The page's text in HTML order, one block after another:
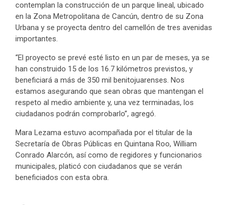
contemplan la construcción de un parque lineal, ubicado
en la Zona Metropolitana de Cancún, dentro de su Zona
Urbana y se proyecta dentro del camellón de tres avenidas
importantes.
“El proyecto se prevé esté listo en un par de meses, ya se
han construido 15 de los 16.7 kilómetros previstos, y
beneficiará a más de 350 mil benitojuarenses. Nos
estamos asegurando que sean obras que mantengan el
respeto al medio ambiente y, una vez terminadas, los
ciudadanos podrán comprobarlo”, agregó.
Mara Lezama estuvo acompañada por el titular de la
Secretaría de Obras Públicas en Quintana Roo, William
Conrado Alarcón, así como de regidores y funcionarios
municipales, platicó con ciudadanos que se verán
beneficiados con esta obra.